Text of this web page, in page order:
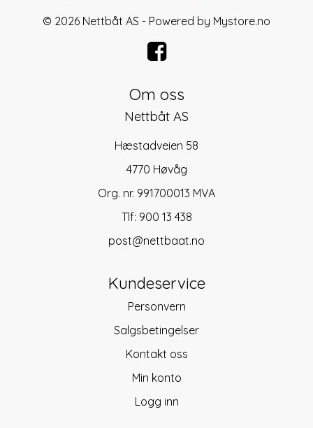
© 2026 Nettbåt AS - Powered by Mystore.no
Om oss
Nettbåt AS
Hæstadveien 58
4770 Høvåg
Org. nr. 991700013 MVA
Tlf: 900 13 438
post@nettbaat.no
Kundeservice
Personvern
Salgsbetingelser
Kontakt oss
Min konto
Logg inn